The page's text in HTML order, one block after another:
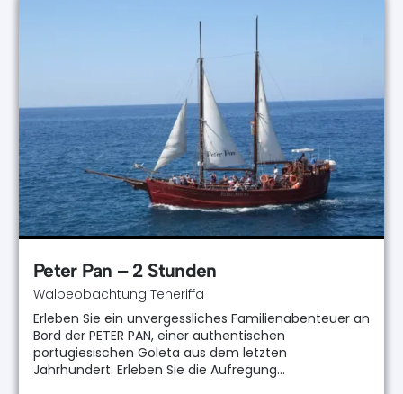
Peter Pan – 2 Stunden
Walbeobachtung Teneriffa
Erleben Sie ein unvergessliches Familienabenteuer an
Bord der PETER PAN, einer authentischen
portugiesischen Goleta aus dem letzten
Jahrhundert. Erleben Sie die Aufregung…